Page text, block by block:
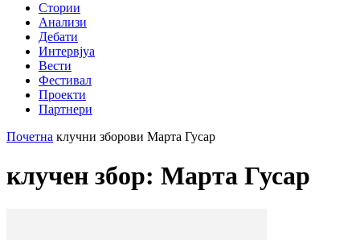
Стории
Анализи
Дебати
Интервјуа
Вести
Фестивал
Проекти
Партнери
Почетна клучни зборови Марта Гусар
клучен збор: Марта Гусар